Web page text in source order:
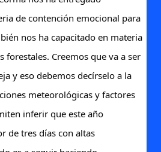
de contención emocional para
nos ha capacitado en materia
forestales. Creemos que va a ser
y eso debemos decírselo a la
meteorológicas y factores
inferir que este año
de tres días con altas